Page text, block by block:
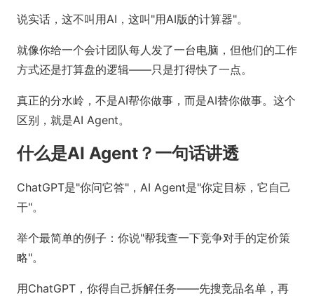
说实话，这不叫用AI，这叫"用AI版的计算器"。
就像你给一个会计团队每人发了一台电脑，但他们的工作
方式还是打算盘的逻辑——只是打得快了一点。
真正的分水岭，不是AI帮你做事，而是AI替你做事。这个
区别，就是AI Agent。
什么是AI Agent？一句话讲透
ChatGPT是"你问它答"，AI Agent是"你定目标，它自己
干"。
举个最简单的例子：你说"帮我查一下竞争对手的定价策
略"。
用ChatGPT，你得自己拆解任务——先搜竞品名单，再